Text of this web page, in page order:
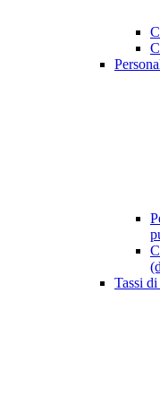
Tassi di